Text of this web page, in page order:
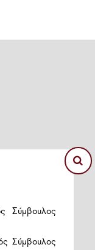
Σύμβουλος
Σύμβουλος